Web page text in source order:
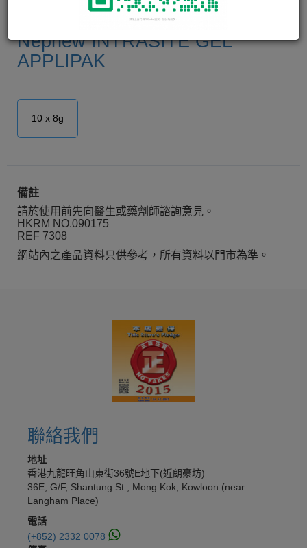
施樂輝傷口敷料凝膠 Smith and
Nephew INTRASITE GEL
APPLIPAK
10 x 8g
備註
請於使用前先向醫生或藥劑師諮詢意見。
HKRM NO.090175
REF 7308
網站內之產品資料只供參考，所有資料以門市為準。
聯絡我們
地址
香港九龍旺角山東街36號E地下(近朗豪坊)
36E, G/F, Shantung St., Mong Kok, Kowloon (near
Langham Place)
電話
(+852) 2332 0078